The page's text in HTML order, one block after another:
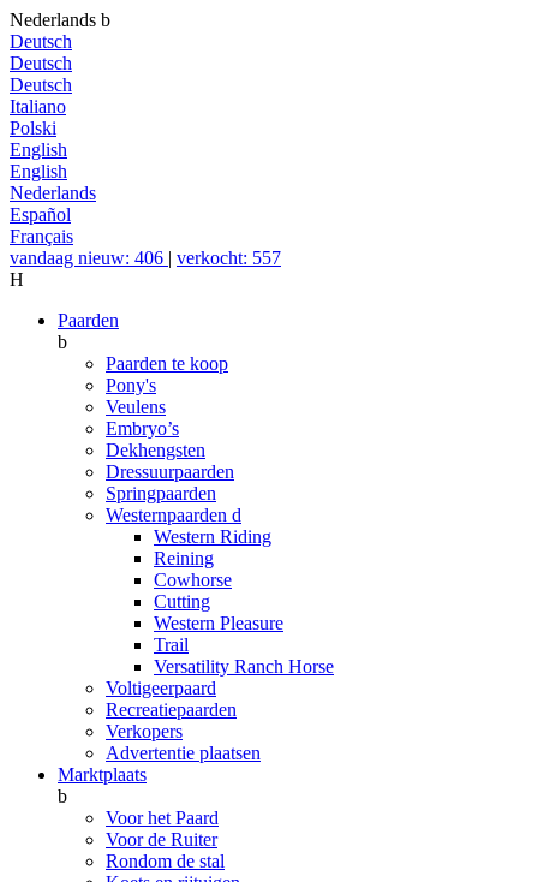
Nederlands b
Deutsch
Deutsch
Deutsch
Italiano
Polski
English
English
Nederlands
Español
Français
vandaag nieuw: 406 | verkocht: 557
H
Paarden
b
Paarden te koop
Pony's
Veulens
Embryo’s
Dekhengsten
Dressuurpaarden
Springpaarden
Westernpaarden d
Western Riding
Reining
Cowhorse
Cutting
Western Pleasure
Trail
Versatility Ranch Horse
Voltigeerpaard
Recreatiepaarden
Verkopers
Advertentie plaatsen
Marktplaats
b
Voor het Paard
Voor de Ruiter
Rondom de stal